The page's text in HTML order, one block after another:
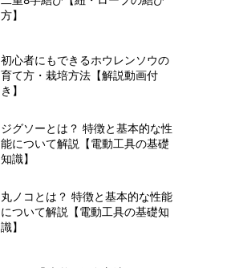
方】
初心者にもできるホウレンソウの
育て方・栽培方法【解説動画付
き】
ジグソーとは？ 特徴と基本的な性
能について解説【電動工具の基礎
知識】
丸ノコとは？ 特徴と基本的な性能
について解説【電動工具の基礎知
識】